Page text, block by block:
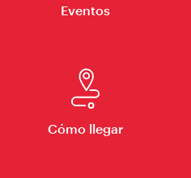
Eventos
Cómo llegar